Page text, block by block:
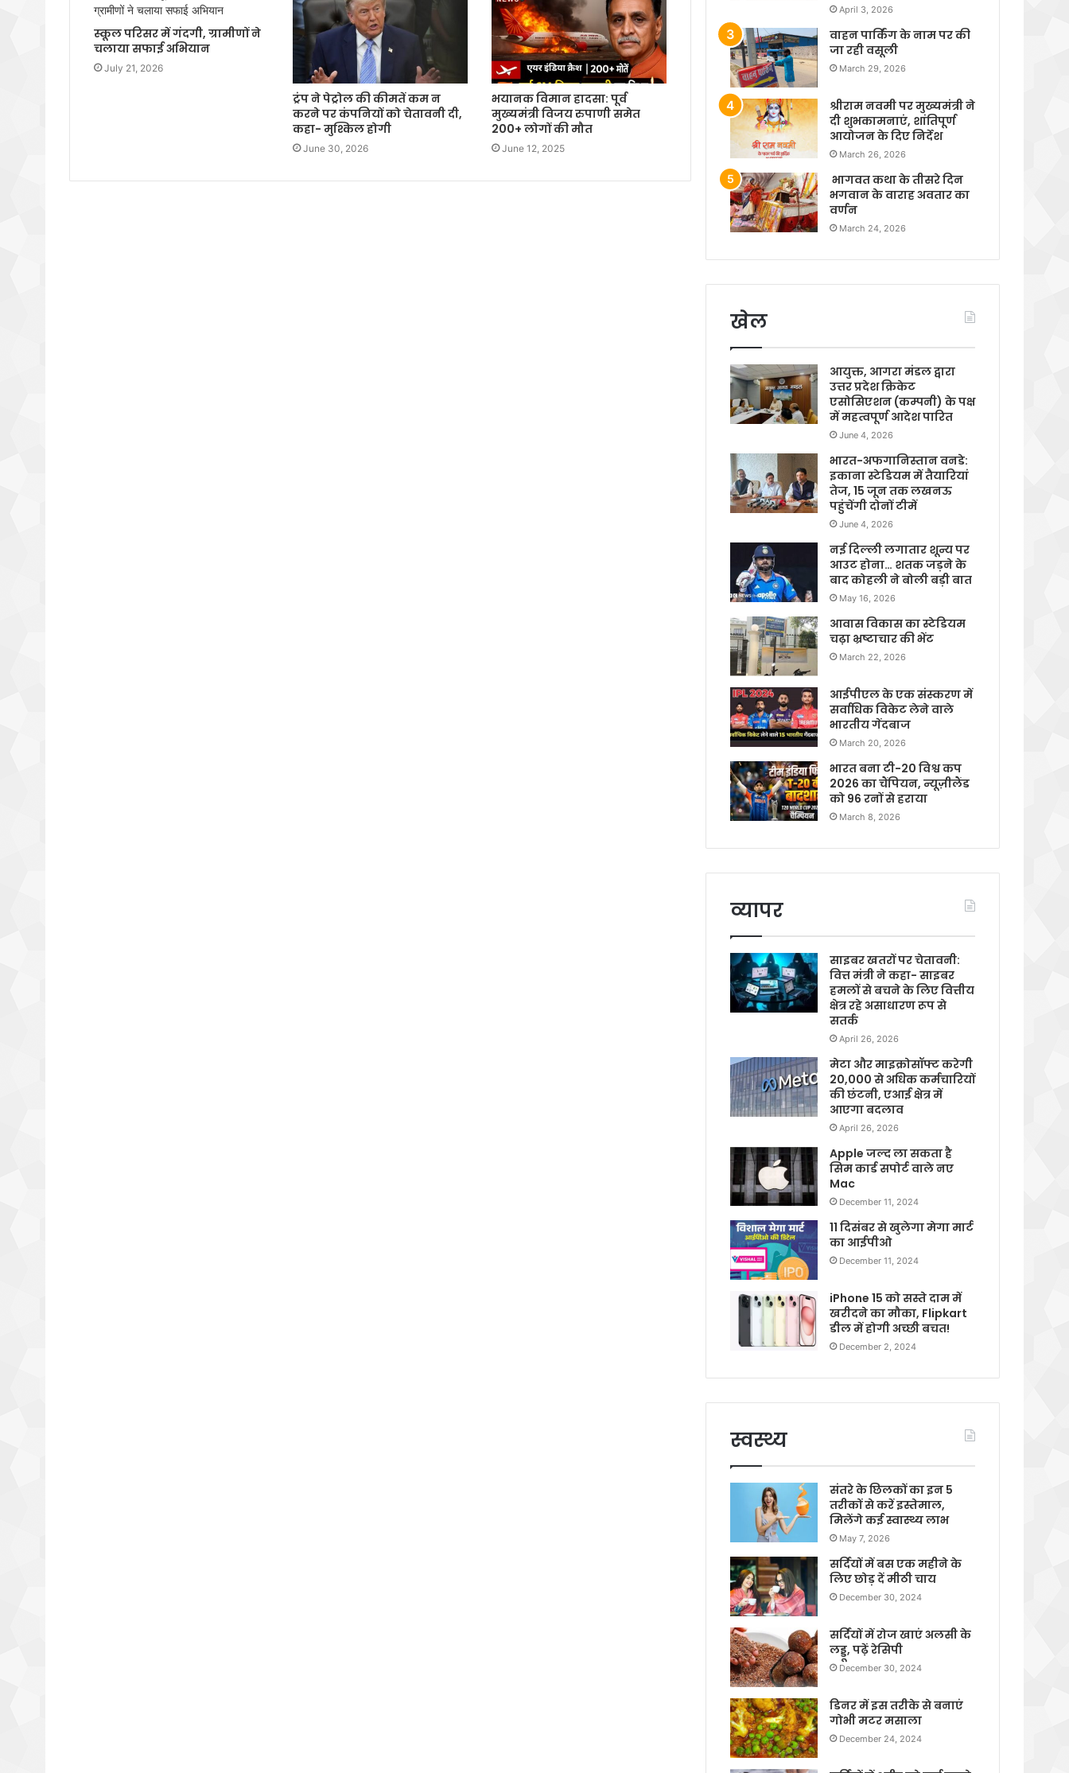
स्कूल परिसर में गंदगी, ग्रामीणों ने
चलाया सफाई अभियान
July 21, 2026
ट्रंप ने पेट्रोल की कीमतें कम न
करने पर कंपनियों को चेतावनी दी,
कहा- मुश्किल होगी
June 30, 2026
भयानक विमान हादसा: पूर्व
मुख्यमंत्री विजय रुपाणी समेत
200+ लोगों की मौत
June 12, 2025
April 3, 2026
वाहन पार्किंग के नाम पर की
जा रही वसूली
March 29, 2026
श्रीराम नवमी पर मुख्यमंत्री ने
दी शुभकामनाएं, शांतिपूर्ण
आयोजन के दिए निर्देश
March 26, 2026
भागवत कथा के तीसरे दिन
भगवान के वाराह अवतार का
वर्णन
March 24, 2026
खेल
आयुक्त, आगरा मंडल द्वारा
उत्तर प्रदेश क्रिकेट
एसोसिएशन (कम्पनी) के पक्ष
में महत्वपूर्ण आदेश पारित
June 4, 2026
भारत-अफगानिस्तान वनडे:
इकाना स्टेडियम में तैयारियां
तेज, 15 जून तक लखनऊ
पहुंचेंगी दोनों टीमें
June 4, 2026
नई दिल्ली लगातार शून्य पर
आउट होना… शतक जड़ने के
बाद कोहली ने बोली बड़ी बात
May 16, 2026
आवास विकास का स्टेडियम
चढ़ा भ्रष्टाचार की भेंट
March 22, 2026
आईपीएल के एक संस्करण में
सर्वाधिक विकेट लेने वाले
भारतीय गेंदबाज
March 20, 2026
भारत बना टी-20 विश्व कप
2026 का चैंपियन, न्यूज़ीलैंड
को 96 रनों से हराया
March 8, 2026
व्यापर
साइबर खतरों पर चेतावनी:
वित्त मंत्री ने कहा- साइबर
हमलों से बचने के लिए वित्तीय
क्षेत्र रहे असाधारण रूप से
सतर्क
April 26, 2026
मेटा और माइक्रोसॉफ्ट करेगी
20,000 से अधिक कर्मचारियों
की छंटनी, एआई क्षेत्र में
आएगा बदलाव
April 26, 2026
Apple जल्द ला सकता है
सिम कार्ड सपोर्ट वाले नए
Mac
December 11, 2024
11 दिसंबर से खुलेगा मेगा मार्ट
का आईपीओ
December 11, 2024
iPhone 15 को सस्ते दाम में
खरीदने का मौका, Flipkart
डील में होगी अच्छी बचत!
December 2, 2024
स्वस्थ्य
संतरे के छिलकों का इन 5
तरीकों से करें इस्तेमाल,
मिलेंगे कई स्वास्थ्य लाभ
May 7, 2026
सर्दियों में बस एक महीने के
लिए छोड़ दें मीठी चाय
December 30, 2024
सर्दियों में रोज खाएं अलसी के
लड्डू, पढ़ें रेसिपी
December 30, 2024
डिनर में इस तरीके से बनाएं
गोभी मटर मसाला
December 24, 2024